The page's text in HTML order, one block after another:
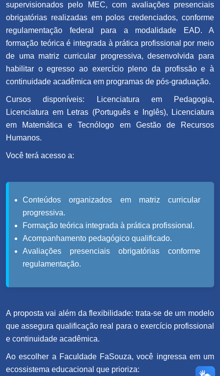
supervisionados pelo MEC, com avaliações presenciais
obrigatórias realizadas em polos credenciados, conforme
regulamentação federal para a modalidade EAD. A
formação teórica é integrada à prática profissional por meio
de uma matriz curricular progressiva, desenvolvida para
habilitar o egresso ao exercício pleno da profissão e à
continuidade acadêmica em programas de pós-graduação.
Cursos disponíveis: Licenciatura em Pedagogia,
Licenciatura em Letras (Português e Inglês), Licenciatura
em Matemática e Tecnólogo em Gestão de Recursos
Humanos.
Você terá acesso a:
Conteúdos organizados em matriz curricular
progressiva.
Formação teórica integrada à prática profissional.
Acompanhamento pedagógico qualificado.
Avaliações presenciais obrigatórias conforme
regulamentação.
A proposta vai além da flexibilidade: trata-se de um modelo
que assegura qualificação real para o exercício profissional
e continuidade acadêmica.
Ao escolher a Faculdade FaSouza, você ingressa em um
ecossistema educacional que prioriza: